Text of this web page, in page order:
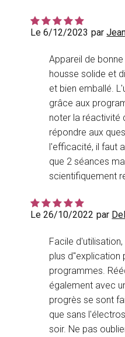
Le 6/12/2023 par
Appareil de
housse solide et
et bien emballé.
grâce aux
noter la réactivité
répondre aux
l'efficacité, il faut
que 2 séances
scientifiquement
Le 26/10/2022 par
Facile
plus d''explication
programmes.
également avec
progrès se sont
que sans
soir. Ne pas